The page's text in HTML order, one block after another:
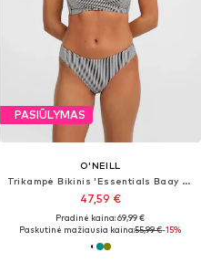
PASIŪLYMAS
O'NEILL
Trikampė Bikinis 'Essentials Baay Maoi'
47,59 €
Pradinė kaina: 69,99 €
Paskutinė mažiausia kaina:55,99 €-15%